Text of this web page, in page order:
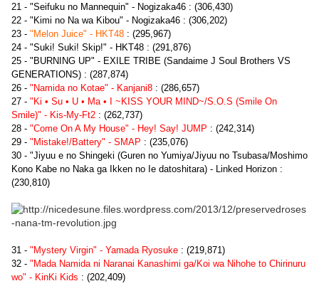
21 - "Seifuku no Mannequin" - Nogizaka46 : (306,430)
22 - "Kimi no Na wa Kibou" - Nogizaka46 : (306,202)
23 - "Melon Juice" - HKT48 : (295,967)
24 - "Suki! Suki! Skip!" - HKT48 : (291,876)
25 - "BURNING UP" - EXILE TRIBE (Sandaime J Soul Brothers VS
GENERATIONS) : (287,874)
26 - "Namida no Kotae" - Kanjani8 : (286,657)
27 - "Ki • Su • U • Ma • I ~KISS YOUR MIND~/S.O.S (Smile On
Smile)" - Kis-My-Ft2 : (262,737)
28 - "Come On A My House" - Hey! Say! JUMP : (242,314)
29 - "Mistake!/Battery" - SMAP : (235,076)
30 - "Jiyuu e no Shingeki (Guren no Yumiya/Jiyuu no Tsubasa/Moshimo
Kono Kabe no Naka ga Ikken no Ie datoshitara) - Linked Horizon :
(230,810)
31 - "Mystery Virgin" - Yamada Ryosuke : (219,871)
32 - "Mada Namida ni Naranai Kanashimi ga/Koi wa Nihohe to Chirinuru
wo" - KinKi Kids : (202,409)